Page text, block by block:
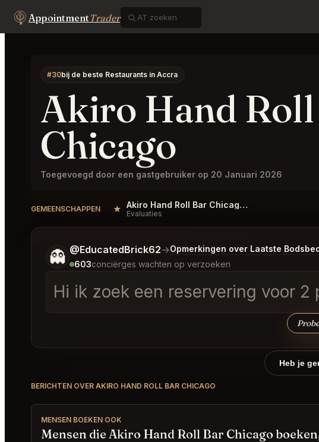
AppointmentTrader
#30bij de beste Restaurants in Accra
Akiro Hand
Chicago
Toegevoegd door een gastgebruiker op 20 Januari 2026
GEMEENSCHAPPEN ★ Akiro Hand Roll Bar Chicago Reviews
Evaluaties
👻 @EducatedBrick62→Opmerkingen over Laatste
603conciërges wachten op verzoeken
Hi ik zoek een reservering voor 2
Vertel me wat je wilt.
Heb je
BERICHTEN OVER AKIRO HAND ROLL BAR CHICAGO
MENSEN BOEKEN OOK
Mensen die Akiro Hand Roll Bar Chicago